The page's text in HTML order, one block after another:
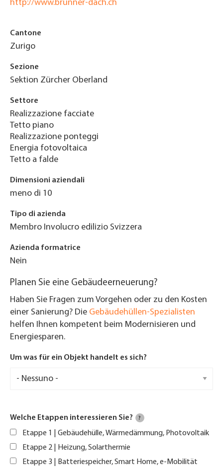
http://www.brunner-dach.ch
Cantone
Zurigo
Sezione
Sektion Zürcher Oberland
Settore
Realizzazione facciate
Tetto piano
Realizzazione ponteggi
Energia fotovoltaica
Tetto a falde
Dimensioni aziendali
meno di 10
Tipo di azienda
Membro Involucro edilizio Svizzera
Azienda formatrice
Nein
Planen Sie eine Gebäudeerneuerung?
Haben Sie Fragen zum Vorgehen oder zu den Kosten
einer Sanierung? Die Gebäudehüllen-Spezialisten
helfen Ihnen kompetent beim Modernisieren und
Energiesparen.
Um was für ein Objekt handelt es sich?
Welche Etappen interessieren Sie? ?
Etappe 1 | Gebäudehülle, Wärmedämmung, Photovoltaik
Etappe 2 | Heizung, Solarthermie
Etappe 3 | Batteriespeicher, Smart Home, e-Mobilität